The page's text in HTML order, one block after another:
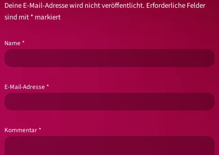
Deine E-Mail-Adresse wird nicht veröffentlicht. Erforderliche Felder
sind mit*markiert
Name *
E-Mail-Adresse *
Kommentar *